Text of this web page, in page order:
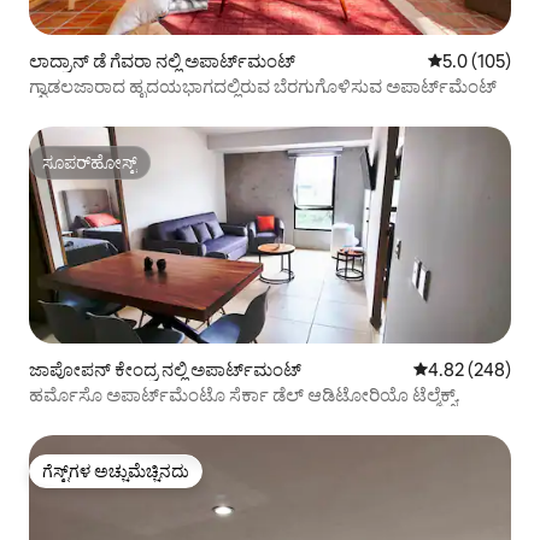
ಲಾದ್ರಾನ್ ಡೆ ಗೆವರಾ ನಲ್ಲಿ ಅಪಾರ್ಟ್‌ಮಂಟ್ 5 ರಲ್ಲಿ 5.0
5.0 (105)
ಗ್ವಾಡಲಜಾರಾದ ಹೃದಯಭಾಗದಲ್ಲಿರುವ ಬೆರಗುಗೊಳಿಸುವ ಅಪಾರ್ಟ್‌ಮೆಂಟ್
ಸೂಪರ್‌ಹೋಸ್ಟ್
ಸೂಪರ್‌ಹೋಸ್ಟ್
ಜಾಪೋಪನ್ ಕೇಂದ್ರ ನಲ್ಲಿ ಅಪಾರ್ಟ್‌ಮಂಟ್ 5 ರಲ್ಲಿ 4.82
4.82 (248)
ಹರ್ಮೊಸೊ ಅಪಾರ್ಟ್‌ಮೆಂಟೊ ಸೆರ್ಕಾ ಡೆಲ್ ಆಡಿಟೋರಿಯೊ ಟೆಲ್ಮೆಕ್ಸ್.
ಗೆಸ್ಟ್‌ಗಳ ಅಚ್ಚುಮೆಚ್ಚಿನದು
ಗೆಸ್ಟ್‌ಗಳ ಅಚ್ಚುಮೆಚ್ಚಿನದು